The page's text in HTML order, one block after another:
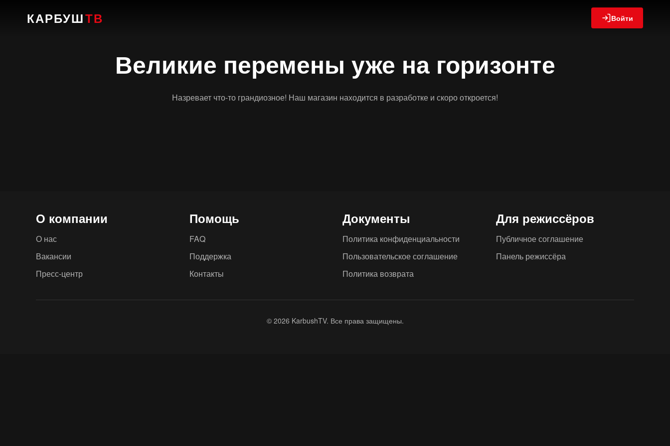
КАРБУШТВ Войти
Великие перемены уже на горизонте
Назревает что-то грандиозное! Наш магазин находится в разработке и скоро откроется!
О компании
О нас
Вакансии
Пресс-центр
Помощь
FAQ
Поддержка
Контакты
Документы
Политика конфиденциальности
Пользовательское соглашение
Политика возврата
Для режиссёров
Публичное соглашение
Панель режиссёра
© 2026 KarbushTV. Все права защищены.